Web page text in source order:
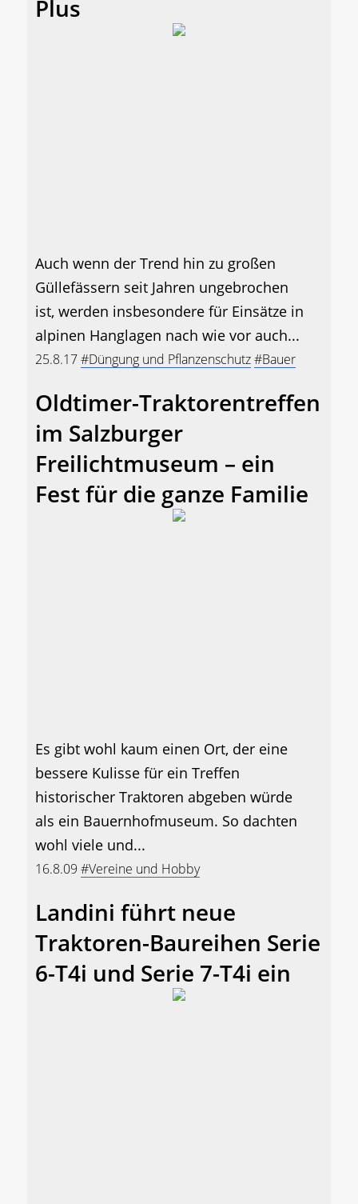
Plus
Auch wenn der Trend hin zu großen
Güllefässern seit Jahren ungebrochen
ist, werden insbesondere für Einsätze in
alpinen Hanglagen nach wie vor auch...
25.8.17#Düngung und Pflanzenschutz#Bauer
Oldtimer-Traktorentreffen
im Salzburger
Freilichtmuseum – ein
Fest für die ganze Familie
Es gibt wohl kaum einen Ort, der eine
bessere Kulisse für ein Treffen
historischer Traktoren abgeben würde
als ein Bauernhofmuseum. So dachten
wohl viele und...
16.8.09 #Vereine und Hobby
Landini führt neue
Traktoren-Baureihen Serie
6-T4i und Serie 7-T4i ein